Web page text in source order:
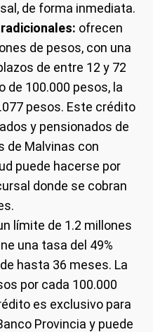
de forma inmediata.
ofrecen
de pesos, con una
de entre 12 y 72
de 100.000 pesos, la
pesos. Este crédito
y pensionados de
de Malvinas con
puede hacerse por
donde se cobran
límite de 1.2 millones
una tasa del 49%
hasta 36 meses. La
por cada 100.000
es exclusivo para
Provincia y puede